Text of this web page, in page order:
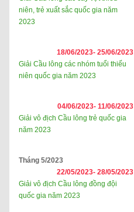
niên, trẻ xuất sắc quốc gia năm
2023
18/06/2023- 25/06/2023
Giải Cầu lông các nhóm tuổi thiếu
niên quốc gia năm 2023
04/06/2023- 11/06/2023
Giải vô địch Cầu lông trẻ quốc gia
năm 2023
Tháng 5/2023
22/05/2023- 28/05/2023
Giải vô địch Cầu lông đồng đội
quốc gia năm 2023